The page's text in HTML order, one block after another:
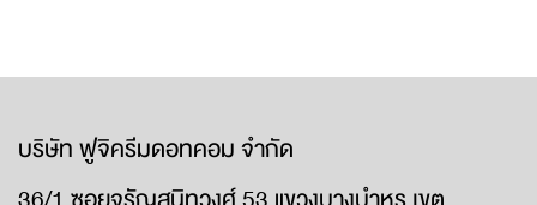
บริษัท ฟูจิครีมดอทคอม จำกัด